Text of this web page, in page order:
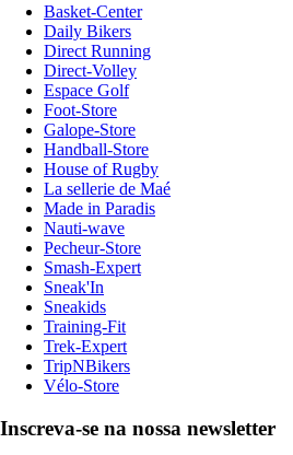
Basket-Center
Daily Bikers
Direct Running
Direct-Volley
Espace Golf
Foot-Store
Galope-Store
Handball-Store
House of Rugby
La sellerie de Maé
Made in Paradis
Nauti-wave
Pecheur-Store
Smash-Expert
Sneak'In
Sneakids
Training-Fit
Trek-Expert
TripNBikers
Vélo-Store
Inscreva-se na nossa newsletter